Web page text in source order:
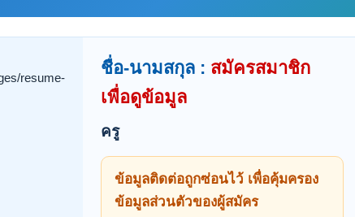
ชื่อ-นามสกุล : สมัครสมาชิก
เพื่อดูข้อมูล
ครู
ข้อมูลติดต่อถูกซ่อนไว้ เพื่อคุ้มครอง
ข้อมูลส่วนตัวของผู้สมัคร